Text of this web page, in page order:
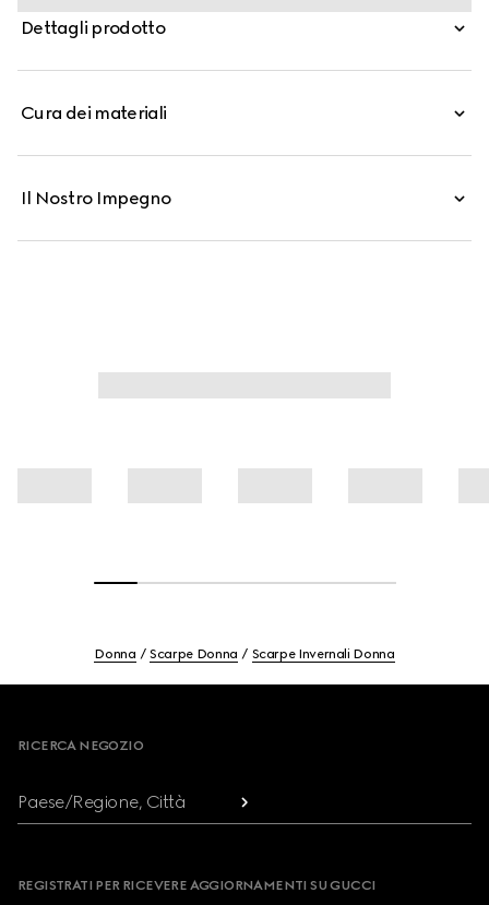
traforata e impreziosita da dettagli iconici sottilmente
aggiornati.
Dettagli prodotto
Cura dei materiali
Il Nostro Impegno
Donna Scarpe Donna Scarpe Invernali Donna
RICERCA NEGOZIO
Paese/Regione, Città
REGISTRATI PER RICEVERE AGGIORNAMENTI SU GUCCI